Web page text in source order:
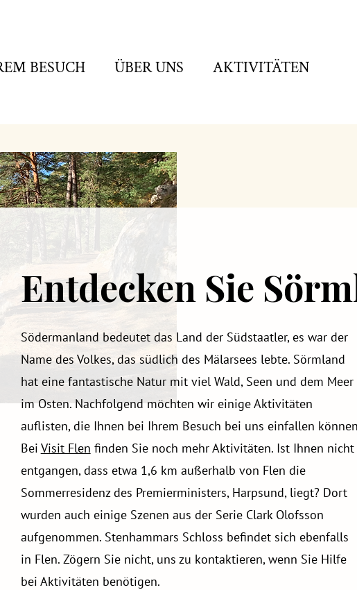
BESUCH ÜBER UNS AKTIVITÄTEN
Entdecken Sie
Södermanland bedeutet das Land der Südstaatler, es war der
Name des Volkes, das südlich des Mälarsees lebte. Sörmland
hat eine fantastische Natur mit viel Wald, Seen und dem Meer
im Osten. Nachfolgend möchten wir einige Aktivitäten
auflisten, die Ihnen bei Ihrem Besuch bei uns einfallen
Bei Visit Flen finden Sie noch mehr Aktivitäten. Ist Ihnen nicht
entgangen, dass etwa 1,6 km außerhalb von Flen die
Sommerresidenz des Premierministers, Harpsund, liegt? Dort
wurden auch einige Szenen aus der Serie Clark Olofsson
aufgenommen. Stenhammars Schloss befindet sich ebenfalls
in Flen. Zögern Sie nicht, uns zu kontaktieren, wenn Sie Hilfe
bei Aktivitäten benötigen.